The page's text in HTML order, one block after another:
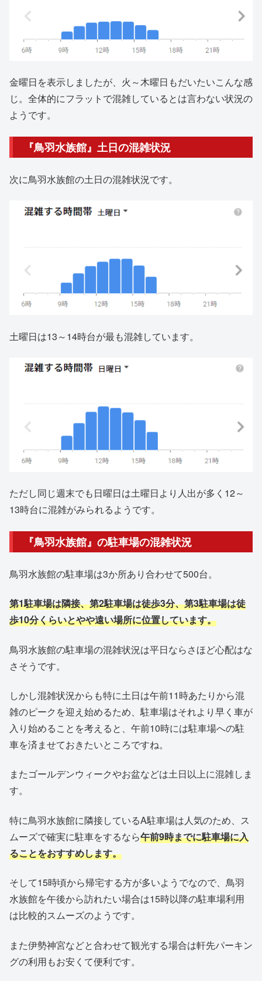
金曜日を表示しましたが、火～木曜日もだいたいこんな感
じ。全体的にフラットで混雑しているとは言わない状況の
ようです。
『鳥羽水族館』土日の混雑状況
次に鳥羽水族館の土日の混雑状況です。
土曜日は13～14時台が最も混雑しています。
ただし同じ週末でも日曜日は土曜日より人出が多く12～
13時台に混雑がみられるようです。
『鳥羽水族館』の駐車場の混雑状況
鳥羽水族館の駐車場は3か所あり合わせて500台。
第1駐車場は隣接、第2駐車場は徒歩3分、第3駐車場は徒
歩10分くらいとやや遠い場所に位置しています。
鳥羽水族館の駐車場の混雑状況は平日ならさほど心配はな
さそうです。
しかし混雑状況からも特に土日は午前11時あたりから混
雑のピークを迎え始めるため、駐車場はそれより早く車が
入り始めることを考えると、午前10時には駐車場への駐
車を済ませておきたいところですね。
またゴールデンウィークやお盆などは土日以上に混雑しま
す。
特に鳥羽水族館に隣接しているA駐車場は人気のため、ス
ムーズで確実に駐車をするなら午前9時までに駐車場に入
ることをおすすめします。
そして15時頃から帰宅する方が多いようでなので、鳥羽
水族館を午後から訪れたい場合は15時以降の駐車場利用
は比較的スムーズのようです。
また伊勢神宮などと合わせて観光する場合は軒先パーキン
グの利用もお安くて便利です。